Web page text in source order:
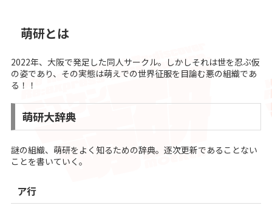
萌研とは
2022年、大阪で発足した同人サークル。しかしそれは世を忍ぶ仮
の姿であり、その実態は萌えでの世界征服を目論む悪の組織であ
る！！
萌研大辞典
謎の組織、萌研をよく知るための辞典。逐次更新であることない
ことを書いていく。
ア行